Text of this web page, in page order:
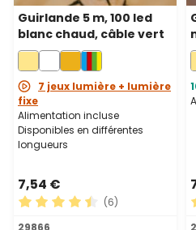
Guirlande 5 m, 100 led
blanc chaud, câble vert
7 jeux lumière + lumière
fixe
Alimentation incluse
Disponibles en différentes
longueurs
7,54 €
Note moyenne de 4.5 sur 5
(6)
29866